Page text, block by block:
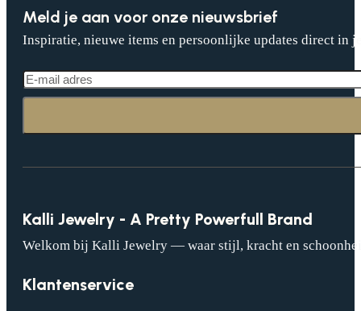
Meld je aan voor onze nieuwsbrief
Inspiratie, nieuwe items en persoonlijke updates direct in
Kalli Jewelry - A Pretty Powerfull Brand
Welkom bij Kalli Jewelry — waar stijl, kracht en
Klantenservice